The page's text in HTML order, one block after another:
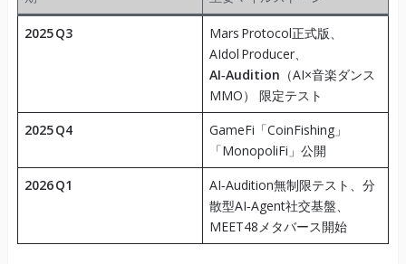
2025 Q3
Mars Protocol正式版、
AIdol Producer、
AI‑Audition （AI×音楽ダンス
MMO） 限定テスト
2025 Q4
GameFi「CoinFishing」
「MonopoliFi」公開
2026 Q1
AI‑Audition無制限テスト、分
散型AI‑Agent社交基盤、
MEET48メタバース開始